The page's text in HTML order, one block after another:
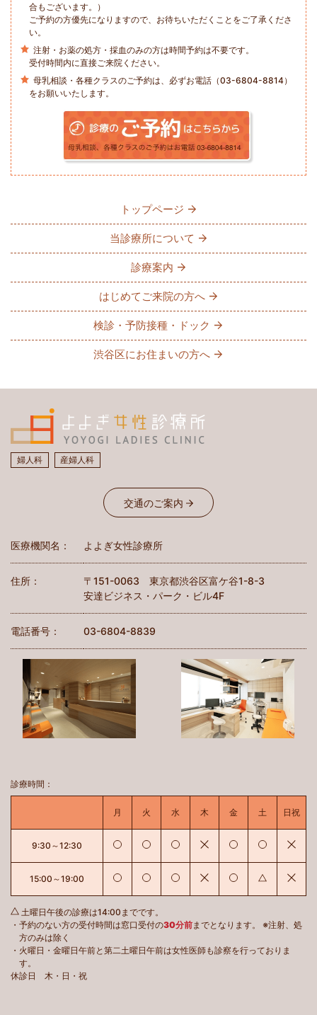
合もございます。）
ご予約の方優先になりますので、お待ちいただくことをご了承くださ
い。
注射・お薬の処方・採血のみの方は時間予約は不要です。
受付時間内に直接ご来院ください。
母乳相談・各種クラスのご予約は、必ずお電話（03-6804-8814）
をお願いいたします。
トップページ
当診療所について
診療案内
はじめてご来院の方へ
検診・予防接種・ドック
渋谷区にお住まいの方へ
婦人科 産婦人科
交通のご案内
医療機関名： よよぎ女性診療所
住所：
〒151-0063 東京都渋谷区富ケ谷1-8-3
安達ビジネス・パーク・ビル4F
電話番号： 03-6804-8839
診療時間：
月 月曜日火 火曜日水 水曜日木 木曜日金金曜日土 土曜日日祝
9:30～12:30 診療あり診療あり診療あり休診 診療あり診療あり休診
15:00～19:00 診療あり診療あり診療あり休診 診療あり 土曜日午後
休診
土曜日午後の診療は14:00までです。
・予約のない方の受付時間は窓口受付の30分前までとなります。
※注射、処
方のみは除く
・火曜日・金曜日午前と第二土曜日午前は女性医師も診察を行っておりま
す。
休診日 木・日・祝